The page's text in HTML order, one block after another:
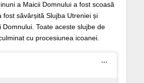
a Maicii Domnului a fost scoasă
fost săvârșită Slujba Utreniei și
Domnului. Toate aceste slujbe de
cu procesiunea icoanei.